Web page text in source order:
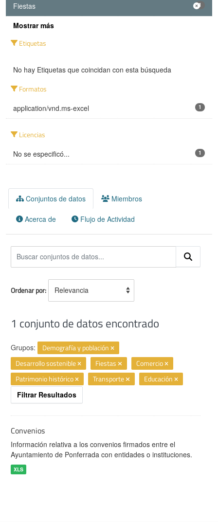
Fiestas 1
Mostrar más
Etiquetas
No hay Etiquetas que coincidan con esta búsqueda
Formatos
application/vnd.ms-excel 1
Licencias
No se especificó... 1
Conjuntos de datos Miembros
Acerca de Flujo de Actividad
Ordenar por
1 conjunto de datos encontrado
Grupos:
Demografía y población
Desarrollo sostenible
Fiestas
Comercio
Patrimonio histórico
Transporte Educación
Filtrar Resultados
Convenios
Información relativa a los convenios firmados entre el
Ayuntamiento de Ponferrada con entidades o instituciones.
XLS